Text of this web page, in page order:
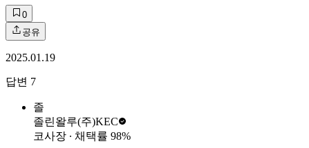
0
공유
2025.01.19
답변 7
졸
졸린왈루(주)KEC
코사장 ∙ 채택률 98%